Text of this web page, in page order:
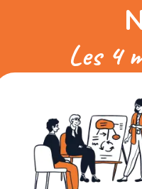
Les 4